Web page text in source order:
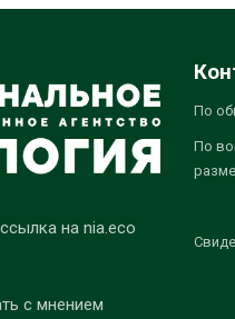
на nia.eco
с мнением
По
По